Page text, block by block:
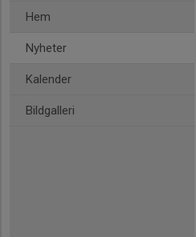
Hem
Nyheter
Kalender
Bildgalleri